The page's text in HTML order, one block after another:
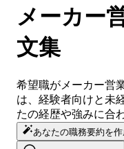
メーカー
文集
希望職が メーカー営
は、経験者向けと未
たの経歴や強みに合
あなたの職務要約を